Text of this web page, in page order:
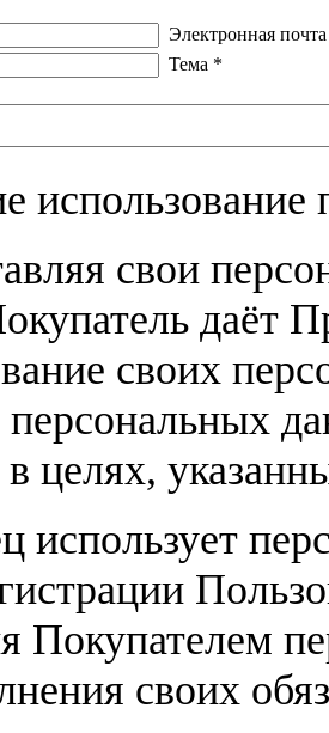
Электронная почта
Тема *
свои
даёт
своих
целях,
использует
Покупателем
своих